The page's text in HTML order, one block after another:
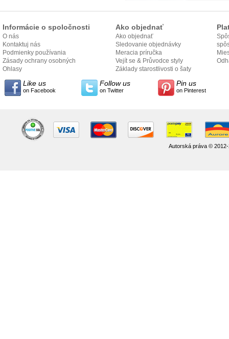
Informácie o spoločnosti
O nás
Kontaktuj nás
Podmienky používania
Zásady ochrany osobných
údajov
Ohlasy
Ako objednať
Ako objednať
Sledovanie objednávky
Meracia príručka
Vejít se & Průvodce styly
Základy starostlivosti o šaty
Like us
on Facebook
Follow us
on Twitter
Pin us
on Pinterest
Autorská práva ©